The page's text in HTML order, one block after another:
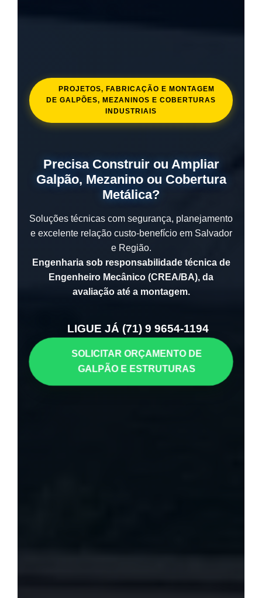
PROJETOS, FABRICAÇÃO E MONTAGEM
DE GALPÕES, MEZANINOS E COBERTURAS
INDUSTRIAIS
Precisa Construir ou Ampliar
Galpão, Mezanino ou Cobertura
Metálica?
Soluções técnicas com segurança, planejamento
e excelente relação custo-benefício em Salvador
e Região.
Engenharia sob responsabilidade técnica de
Engenheiro Mecânico (CREA/BA), da
avaliação até a montagem.
LIGUE JÁ (71) 9 9654-1194
SOLICITAR ORÇAMENTO DE
GALPÃO E ESTRUTURAS